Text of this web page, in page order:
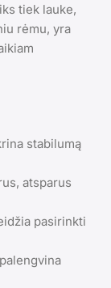
tiek lauke,
rėmu, yra
stabilumą
atsparus
pasirinkti